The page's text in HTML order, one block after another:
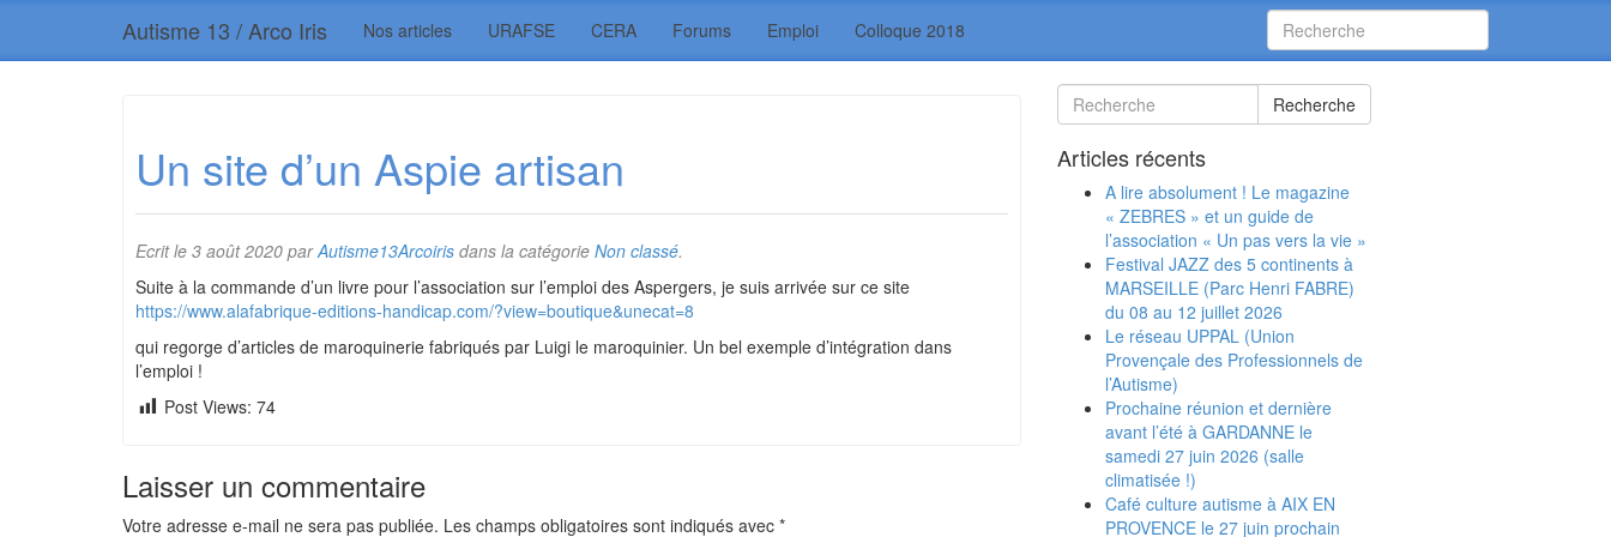
Autisme 13 / Arco Iris Nos articles URAFSE CERA Forums Emploi Colloque 2018
Un site d’un Aspie artisan
Ecrit le 3 août 2020 parAutisme13Arcoiris dans la catégorie Non classé.
Suite à la commande d’un livre pour l’association sur l’emploi des Aspergers, je suis arrivée sur ce site
https://www.alafabrique-editions-handicap.com/?view=boutique&unecat=8
qui regorge d’articles de maroquinerie fabriqués par Luigi le maroquinier. Un bel exemple d’intégration dans
l’emploi !
Post Views: 74
Laisser un commentaire
Votre adresse e-mail ne sera pas publiée. Les champs obligatoires sont indiqués avec *
Recherche
Articles récents
A lire absolument ! Le magazine
« ZEBRES » et un guide de
l’association « Un pas vers la vie »
Festival JAZZ des 5 continents à
MARSEILLE (Parc Henri FABRE)
du 08 au 12 juillet 2026
Le réseau UPPAL (Union
Provençale des Professionnels de
l’Autisme)
Prochaine réunion et dernière
avant l’été à GARDANNE le
samedi 27 juin 2026 (salle
climatisée !)
Café culture autisme à AIX EN
PROVENCE le 27 juin prochain